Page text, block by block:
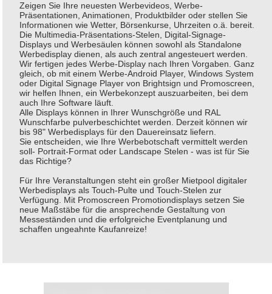
Zeigen Sie Ihre neuesten Werbevideos, Werbe-
Präsentationen, Animationen, Produktbilder oder stellen Sie
Informationen wie Wetter, Börsenkurse, Uhrzeiten o.ä. bereit.
Die Multimedia-Präsentations-Stelen, Digital-Signage-
Displays und Werbesäulen können sowohl als Standalone
Werbedisplay dienen, als auch zentral angesteuert werden.
Wir fertigen jedes Werbe-Display nach Ihren Vorgaben. Ganz
gleich, ob mit einem Werbe-Android Player, Windows System
oder Digital Signage Player von Brightsign und Promoscreen,
wir helfen Ihnen, ein Werbekonzept auszuarbeiten, bei dem
auch Ihre Software läuft.
Alle Displays können in Ihrer Wunschgröße und RAL
Wunschfarbe pulverbeschichtet werden. Derzeit können wir
bis 98" Werbedisplays für den Dauereinsatz liefern.
Sie entscheiden, wie Ihre Werbebotschaft vermittelt werden
soll- Portrait-Format oder Landscape Stelen - was ist für Sie
das Richtige?
Für Ihre Veranstaltungen steht ein großer Mietpool digitaler
Werbedisplays als Touch-Pulte und Touch-Stelen zur
Verfügung. Mit Promoscreen Promotiondisplays setzen Sie
neue Maßstäbe für die ansprechende Gestaltung von
Messeständen und die erfolgreiche Eventplanung und
schaffen ungeahnte Kaufanreize!